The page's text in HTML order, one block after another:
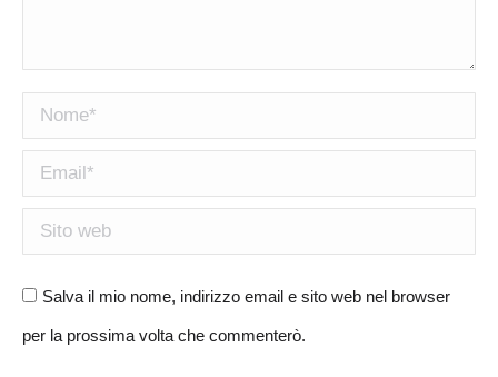
Nome *
Email *
Sito web
Salva il mio nome, indirizzo email e sito web nel browser
per la prossima volta che commenterò.